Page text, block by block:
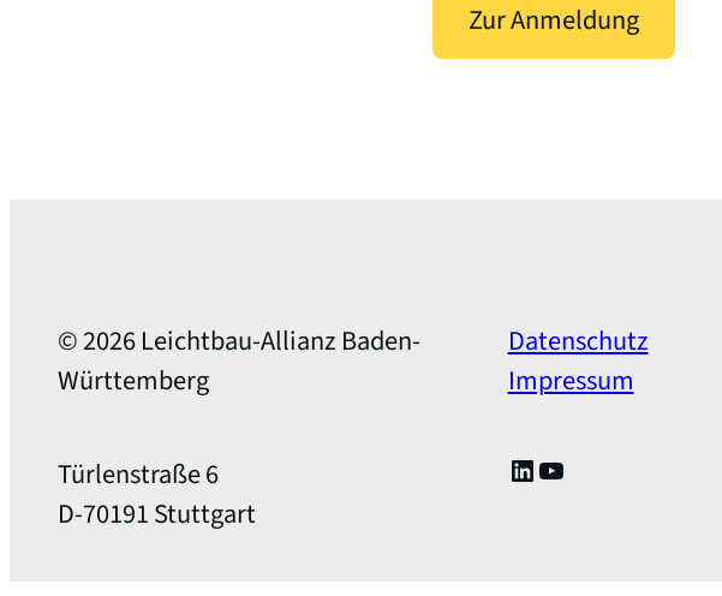
Zur Anmeldung
© 2026 Leichtbau-Allianz Baden-
Württemberg
Türlenstraße 6
D-70191 Stuttgart
Datenschutz
Impressum
LinkedIn
YouTube